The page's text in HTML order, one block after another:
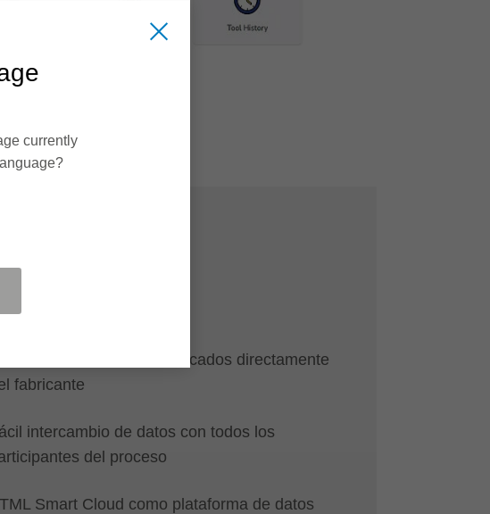
multifabricante
de herramientas verificados directamente
fabricante
intercambio de datos con todos los
del proceso
Smart Cloud como plataforma de datos
currently